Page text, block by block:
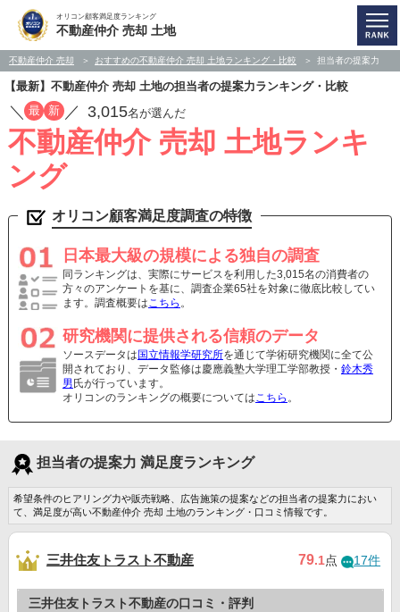
オリコン顧客満足度ランキング
不動産仲介 売却 土地
不動産仲介 売却 おすすめの不動産仲介 売却 土地ランキング・比較 担当者の提案力
【最新】不動産仲介 売却 土地の担当者の提案力ランキング・比較
／ 最 新 ／ 3,015名が選んだ
不動産仲介 売却 土地ランキ
ング
オリコン顧客満足度調査の特徴
日本最大級の規模による独自の調査
同ランキングは、実際にサービスを利用した3,015名の消費者の
方々のアンケートを基に、調査企業65社を対象に徹底比較してい
ます。調査概要はこちら 。
研究機関に提供される信頼のデータ
ソースデータは 国立情報学研究所を通じて学術研究機関に全て公
開されており、データ監修は慶應義塾大学理工学部教授・ 鈴木秀
男 氏が行っています。
オリコンのランキングの概要についてはこちら 。
担当者の提案力 満足度ランキング
希望条件のヒアリング力や販売戦略、広告施策の提案などの担当者の提案力におい
て、満足度が高い不動産仲介 売却 土地のランキング・口コミ情報です。
三井住友トラスト不動産 79.1点 17件
三井住友トラスト不動産の口コミ・評判